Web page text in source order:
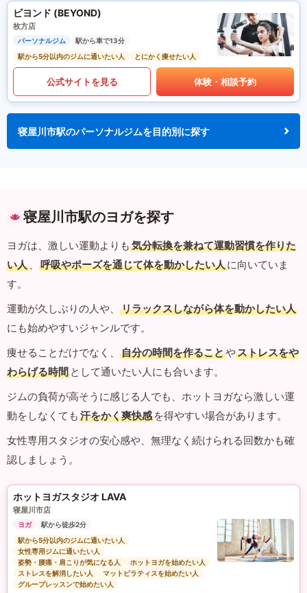
ビヨンド (BEYOND)
枚方店
パーソナルジム
駅から車で13分
駅から5分以内のジムに通いたい人
とにかく痩せたい人
公式サイトを見る 体験・相談予約
寝屋川市駅のパーソナルジムを目的別に探す
寝屋川市駅のヨガを探す
ヨガは、激しい運動よりも 気分転換を兼ねて運動習慣を作りた
い人 、 呼吸やポーズを通じて体を動かしたい人に向いていま
す。
運動が久しぶりの人や、
リラックスしながら体を動かしたい人
にも始めやすいジャンルです。
痩せることだけでなく、
自分の時間を作ることやストレスをや
わらげる時間 として通いたい人にも合います。
ジムの負荷が高そうに感じる人でも、ホットヨガなら激しい運
動をしなくても 汗をかく爽快感 を得やすい場合があります。
女性専用スタジオの安心感や、無理なく続けられる回数かも確
認しましょう。
ホットヨガスタジオ LAVA
寝屋川市店
ヨガ
駅から徒歩2分
駅から5分以内のジムに通いたい人
女性専用ジムに通いたい人
姿勢・腰痛・肩こりが気になる人
ホットヨガを始めたい人
ストレスを解消したい人
マットピラティスを始めたい人
グループレッスンで始めたい人